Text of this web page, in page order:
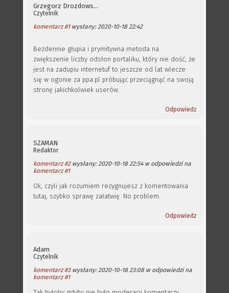
Grzegorz Drozdowski
Czytelnik
komentarz #1wysłany: 2020-10-18 22:42
Bezdennie głupia i prymitywna metoda na
zwiększenie liczby odsłon portaliku, który nie dość, że
jest na zadupiu internetuf to jeszcze od lat wlecze
się w ogonie za ppa.pl próbując przeciągnąć na swoją
stronę jakichkolwiek userów.
Odpowiedz
SZAMAN
Redaktor
komentarz #2wysłany: 2020-10-18 22:54 w odpowiedzi na
komentarz #1
Ok, czyli jak rozumiem rezygnujesz z komentowania
tutaj, szybko sprawę załatwię. No problem.
Odpowiedz
Adam
Czytelnik
komentarz #3wysłany: 2020-10-18 23:08 w odpowiedzi na
komentarz #1